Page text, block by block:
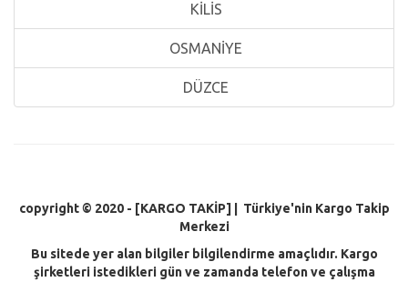
KİLİS
OSMANİYE
DÜZCE
copyright © 2020 - [KARGO TAKİP] | Türkiye'nin Kargo Takip
Merkezi
Bu sitede yer alan bilgiler bilgilendirme amaçlıdır. Kargo
şirketleri istedikleri gün ve zamanda telefon ve çalışma